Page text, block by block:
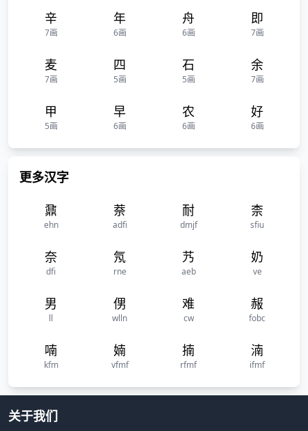
辛
7画
年
6画
舟
6画
即
7画
麦
7画
四
5画
石
5画
余
7画
甲
5画
早
6画
农
6画
好
6画
更多汉字
鼐
ehn
萘
adfi
耐
dmjf
柰
sfiu
奈
dfi
氖
rne
艿
aeb
奶
ve
男
ll
侽
wlln
难
cw
赧
fobc
喃
kfm
婻
vfmf
揇
rfmf
湳
ifmf
关于我们